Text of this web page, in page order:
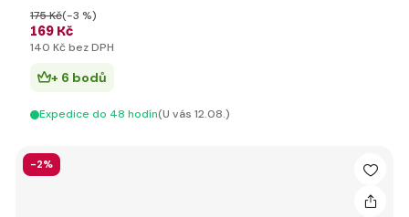
169 Kč
175 Kč(-3 %)
140 Kč bez DPH
+ 6 bodů
Expedice do 48 hodín(U vás 12.08.)
-2%